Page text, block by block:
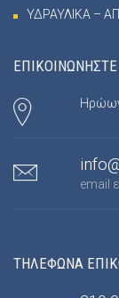
ΥΔΡΑΥΛΙΚΑ –
Ηρώων
email
ΤΗΛΕΦΩΝΑ